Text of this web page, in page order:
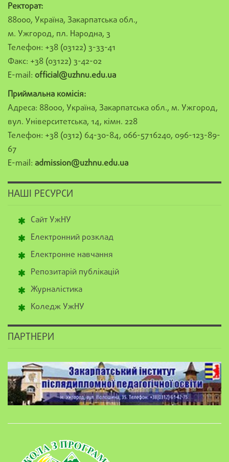
Ректорат:
88000, Україна, Закарпатська обл.,
м. Ужгород, пл. Народна, 3
Телефон: +38 (03122) 3-33-41
Факс: +38 (03122) 3-42-02
E-mail: official@uzhnu.edu.ua
Приймальна комісія:
Адреса: 88000, Україна, Закарпатська обл., м. Ужгород,
вул. Університетська, 14, кімн. 228
Телефон: +38 (0312) 64-30-84, 066-5716240, 096-123-89-
67
E-mail: admission@uzhnu.edu.ua
НАШІ РЕСУРСИ
Сайт УжНУ
Електронний розклад
Електронне навчання
Репозитарій публікацій
Журналістика
Коледж УжНУ
ПАРТНЕРИ